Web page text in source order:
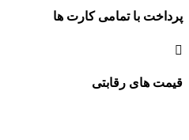
پرداخت با تمامی کارت ها
قیمت های رقابتی